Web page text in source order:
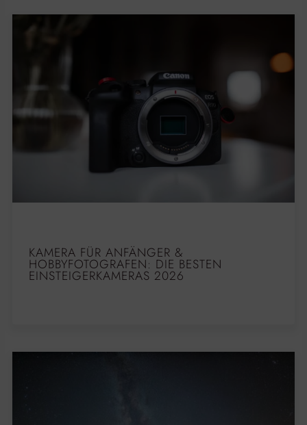
KAMERA FÜR ANFÄNGER &
HOBBYFOTOGRAFEN: DIE BESTEN
EINSTEIGERKAMERAS 2026